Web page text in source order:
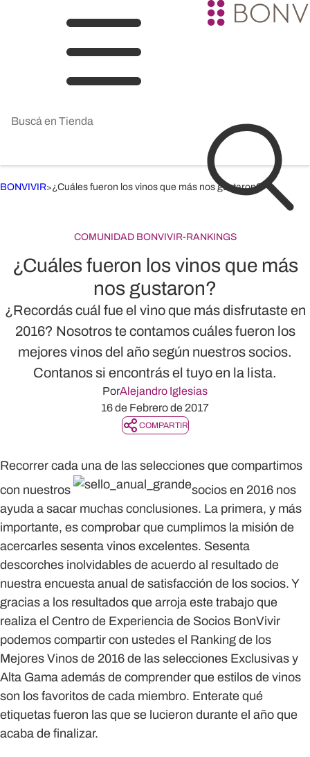
BONVIVIR>¿Cuáles fueron los vinos que más nos gustaron?
COMUNIDAD BONVIVIR-RANKINGS
¿Cuáles fueron los vinos que más
nos gustaron?
¿Recordás cuál fue el vino que más disfrutaste en
2016? Nosotros te contamos cuáles fueron los
mejores vinos del año según nuestros socios.
Contanos si encontrás el tuyo en la lista.
PorAlejandro Iglesias
16 de Febrero de 2017
COMPARTIR
Recorrer cada una de las selecciones que compartimos
con nuestros
socios en 2016 nos
ayuda a sacar muchas conclusiones. La primera, y más
importante, es comprobar que cumplimos la misión de
acercarles sesenta vinos excelentes. Sesenta
descorches inolvidables de acuerdo al resultado de
nuestra encuesta anual de satisfacción de los socios. Y
gracias a los resultados que arroja este trabajo que
realiza el Centro de Experiencia de Socios BonVivir
podemos compartir con ustedes el Ranking de los
Mejores Vinos de 2016 de las selecciones Exclusivas y
Alta Gama además de comprender que estilos de vinos
son los favoritos de cada miembro. Enterate qué
etiquetas fueron las que se lucieron durante el año que
acaba de finalizar.